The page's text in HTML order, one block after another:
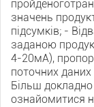
значень
підсумків; -
заданою
4-20мА),
поточних
Більш
ознайомитися